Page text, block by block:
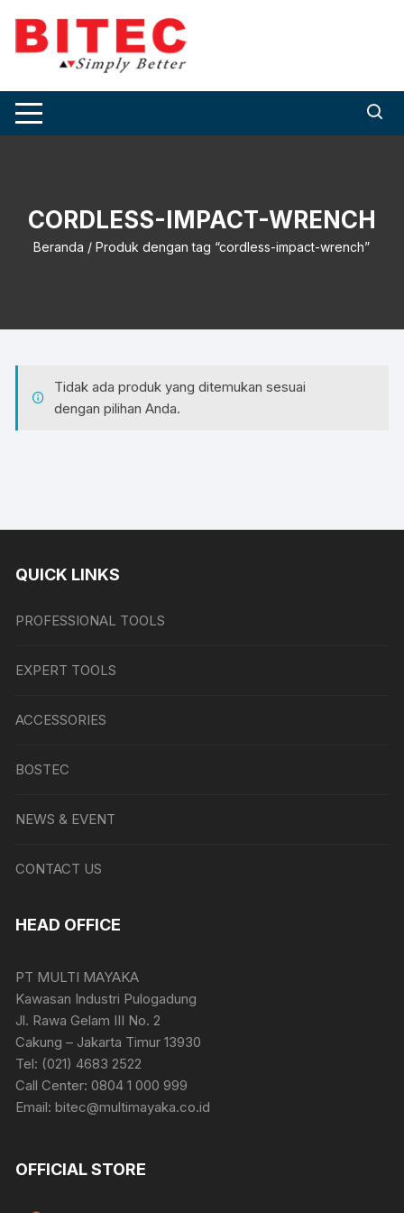
content
CORDLESS-IMPACT-WRENCH
Beranda / Produk dengan tag “cordless-impact-wrench”
Tidak ada produk yang ditemukan sesuai
dengan pilihan Anda.
QUICK LINKS
PROFESSIONAL TOOLS
EXPERT TOOLS
ACCESSORIES
BOSTEC
NEWS & EVENT
CONTACT US
HEAD OFFICE
PT MULTI MAYAKA
Kawasan Industri Pulogadung
Jl. Rawa Gelam III No. 2
Cakung – Jakarta Timur 13930
Tel: (021) 4683 2522
Call Center: 0804 1 000 999
Email: bitec@multimayaka.co.id
OFFICIAL STORE